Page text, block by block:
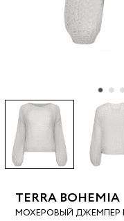
TERRA BOHEMIA
МОХЕРОВЫЙ